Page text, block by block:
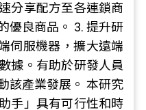
分享配方至各連鎖商
優良商品。 3. 提升研
伺服機器，擴大遠端
據。有助於研發人員
該產業發展。 本研究
手」具有可行性和時